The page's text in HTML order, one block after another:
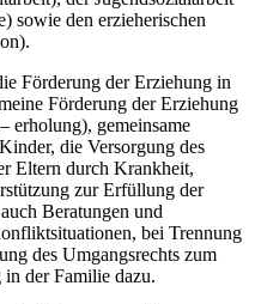
sowie den erzieherischen
Förderung der Erziehung in
Förderung der Erziehung
erholung), gemeinsame
die Versorgung des
Eltern durch Krankheit,
zur Erfüllung der
Beratungen und
bei Trennung
des Umgangsrechts zum
der Familie dazu.